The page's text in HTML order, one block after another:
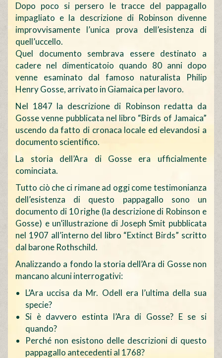
Dopo poco si persero le tracce del pappagallo
impagliato e la descrizione di Robinson divenne
improvvisamente l’unica prova dell’esistenza di
quell’uccello.
Quel documento sembrava essere destinato a
cadere nel dimenticatoio quando 80 anni dopo
venne esaminato dal famoso naturalista Philip
Henry Gosse, arrivato in Giamaica per lavoro.
Nel 1847 la descrizione di Robinson redatta da
Gosse venne pubblicata nel libro “Birds of Jamaica”
uscendo da fatto di cronaca locale ed elevandosi a
documento scientifico.
La storia dell’Ara di Gosse era ufficialmente
cominciata.
Tutto ciò che ci rimane ad oggi come testimonianza
dell’esistenza di questo pappagallo sono un
documento di 10 righe (la descrizione di Robinson e
Gosse) e un’illustrazione di Joseph Smit pubblicata
nel 1907 all’interno del libro “Extinct Birds” scritto
dal barone Rothschild.
Analizzando a fondo la storia dell’Ara di Gosse non
mancano alcuni interrogativi:
L’Ara uccisa da Mr. Odell era l’ultima della sua
specie?
Si è davvero estinta l’Ara di Gosse? E se si
quando?
Perché non esistono delle descrizioni di questo
pappagallo antecedenti al 1768?